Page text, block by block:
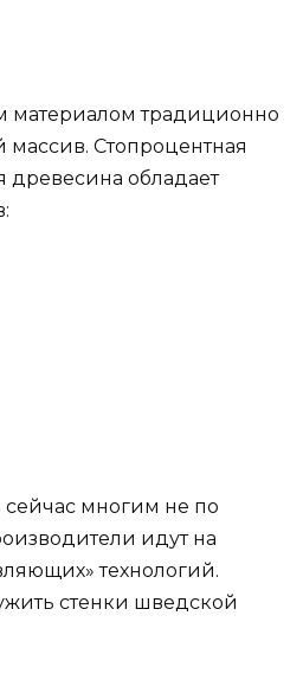
материалом традиционно
массив. Стопроцентная
древесина обладает
многим не по
идут на
технологий.
стенки шведской